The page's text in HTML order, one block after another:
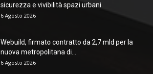
sicurezza e vivibilità spazi urbani
6 Agosto 2026
Webuild, firmato contratto da 2,7 mld per la
nuova metropolitana di...
6 Agosto 2026